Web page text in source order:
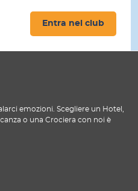
Entra nel club
emozioni. Scegliere un Hotel,
o una Crociera con noi è